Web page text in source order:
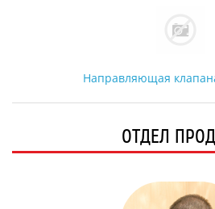
Направляющая
ОТДЕЛ